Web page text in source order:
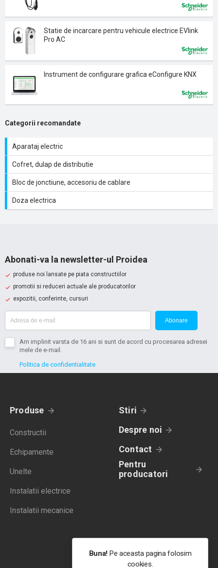
Statie de incarcare pentru vehicule electrice EVlink
Pro AC
Instrument de configurare grafica eConfigure KNX
Categorii recomandate
Aparataj electric
Cofret, dulap de distributie
Bloc de jonctiune, accesoriu de cablare
Doza electrica
Abonati-va la newsletter-ul Proidea
produse noi lansate pe piata constructiilor
promotii si reduceri actuale ale producatorilor
expozitii, conferinte, cursuri
Abonare
Am implinit varsta de 16 ani si sunt de acord cu procesarea adresei
mele de e-mail.
Politica de confidentialitate
Produse
Constructii
Echipamente
Unelte
Instalatii electrice
Instalatii mecanice
Stiri
Despre noi
Contact
Pentru
producatori
Buna! Pe aceasta pagina folosim
cookies.